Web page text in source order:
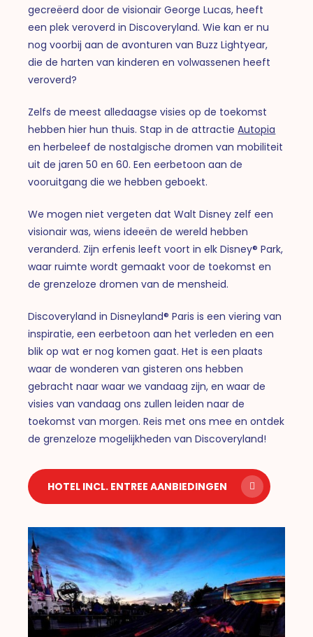
gecreëerd door de visionair George Lucas, heeft
een plek veroverd in Discoveryland. Wie kan er nu
nog voorbij aan de avonturen van Buzz Lightyear,
die de harten van kinderen en volwassenen heeft
veroverd?
Zelfs de meest alledaagse visies op de toekomst
hebben hier hun thuis. Stap in de attractieAutopia
en herbeleef de nostalgische dromen van mobiliteit
uit de jaren 50 en 60. Een eerbetoon aan de
vooruitgang die we hebben geboekt.
We mogen niet vergeten dat Walt Disney zelf een
visionair was, wiens ideeën de wereld hebben
veranderd. Zijn erfenis leeft voort in elk Disney® Park,
waar ruimte wordt gemaakt voor de toekomst en
de grenzeloze dromen van de mensheid.
Discoveryland in Disneyland® Paris is een viering van
inspiratie, een eerbetoon aan het verleden en een
blik op wat er nog komen gaat. Het is een plaats
waar de wonderen van gisteren ons hebben
gebracht naar waar we vandaag zijn, en waar de
visies van vandaag ons zullen leiden naar de
toekomst van morgen. Reis met ons mee en ontdek
de grenzeloze mogelijkheden van Discoveryland!
HOTEL INCL. ENTREE AANBIEDINGEN